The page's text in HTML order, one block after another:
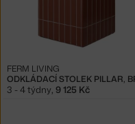
FERM LIVING
3 - 4 týdny, 9 125 Kč